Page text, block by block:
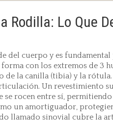
Rodilla: Lo Que
del cuerpo y es
con los extremos de 3
la canilla (tibia) y la
Un revestimiento
se rocen entre sí,
un amortiguador,
llamado sinovial cubre la